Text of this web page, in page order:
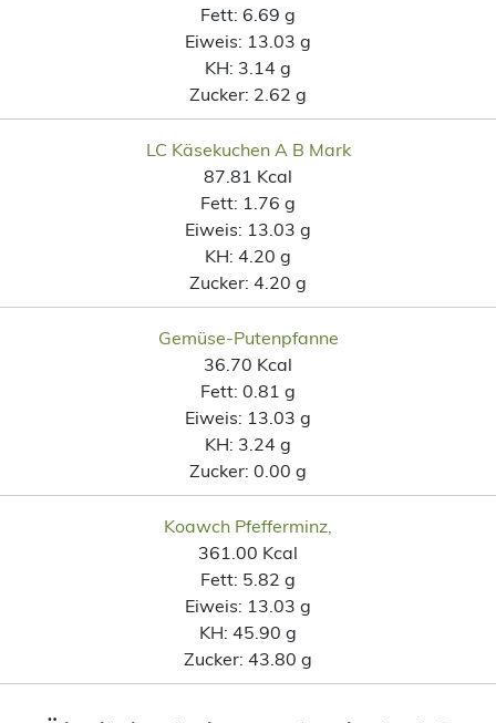
Fett: 6.69 g
Eiweis: 13.03 g
KH: 3.14 g
Zucker: 2.62 g
LC Käsekuchen A B Mark
87.81 Kcal
Fett: 1.76 g
Eiweis: 13.03 g
KH: 4.20 g
Zucker: 4.20 g
Gemüse-Putenpfanne
36.70 Kcal
Fett: 0.81 g
Eiweis: 13.03 g
KH: 3.24 g
Zucker: 0.00 g
Koawch Pfefferminz,
361.00 Kcal
Fett: 5.82 g
Eiweis: 13.03 g
KH: 45.90 g
Zucker: 43.80 g